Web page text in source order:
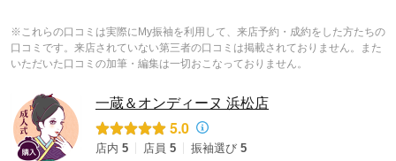
※これらの口コミは実際にMy振袖を利用して、来店予約・成約をした方たちの
口コミです。来店されていない第三者の口コミは掲載されておりません。また
いただいた口コミの加筆・編集は一切おこなっておりません。
一蔵＆オンディーヌ 浜松店
5.0
店内 5 店員 5 振袖選び 5